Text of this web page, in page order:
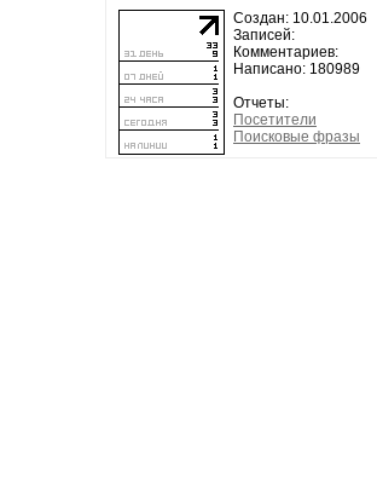
Создан: 10.01.2006
Записей:
Комментариев:
Написано: 180989
Отчеты:
Посетители
Поисковые фразы